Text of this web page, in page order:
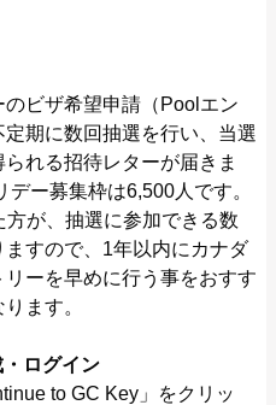
ビザ希望申請（Poolエン
期に数回抽選を行い、当選
れる招待レターが届きま
ー募集枠は6,500人です。
が、抽選に参加できる数
すので、1年以内にカナダ
ーを早めに行う事をおすす
ます。
ログイン
to GC Key」をクリッ